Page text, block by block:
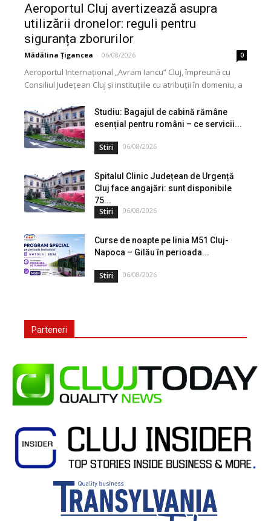
Aeroportul Cluj avertizează asupra
utilizării dronelor: reguli pentru
siguranța zborurilor
Mădălina Țigancea - 06/08/2026 0
Aeroportul Internațional „Avram Iancu” Cluj, împreună cu
Consiliul Județean Cluj și instituțiile cu atribuții în domeniu, a
Studiu: Bagajul de cabină rămâne
esențial pentru români – ce servicii...
Stiri 06/08/2026
Spitalul Clinic Județean de Urgență
Cluj face angajări: sunt disponibile
75...
Stiri 06/08/2026
Curse de noapte pe linia M51 Cluj-
Napoca – Gilău în perioada...
Stiri 06/08/2026
Parteneri